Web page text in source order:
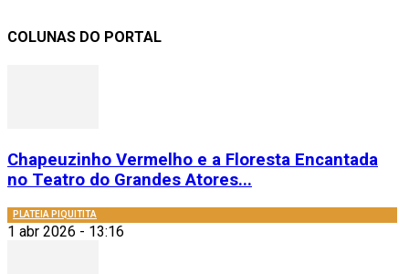
COLUNAS DO PORTAL
Chapeuzinho Vermelho e a Floresta Encantada
no Teatro do Grandes Atores...
PLATEIA PIQUITITA
1 abr 2026 - 13:16